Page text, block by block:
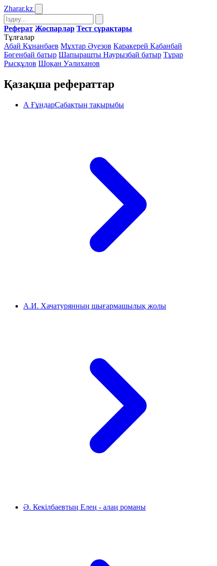
Zharar.kz
Реферат Жоспарлар Тест сұрақтары
Тұлғалар
Абай Құнанбаев Мұхтар Әуезов Қаракерей Қабанбай
Бөгенбай батыр Шапырашты Наурызбай батыр Тұрар
Рысқұлов Шоқан Уәлиханов
Қазақша рефераттар
А ҒұндарСабақтың тақырыбы
А.И. Хачатурянның шығармашылық жолы
Ә. Кекілбаевтың Елең - алаң романы